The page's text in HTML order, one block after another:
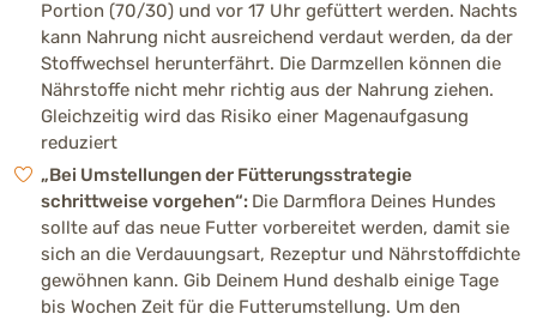
Portion (70/30) und vor 17 Uhr gefüttert werden. Nachts
kann Nahrung nicht ausreichend verdaut werden, da der
Stoffwechsel herunterfährt. Die Darmzellen können die
Nährstoffe nicht mehr richtig aus der Nahrung ziehen.
Gleichzeitig wird das Risiko einer Magenaufgasung
reduziert
„Bei Umstellungen der Fütterungsstrategie
schrittweise vorgehen“: Die Darmflora Deines Hundes
sollte auf das neue Futter vorbereitet werden, damit sie
sich an die Verdauungsart, Rezeptur und Nährstoffdichte
gewöhnen kann. Gib Deinem Hund deshalb einige Tage
bis Wochen Zeit für die Futterumstellung. Um den